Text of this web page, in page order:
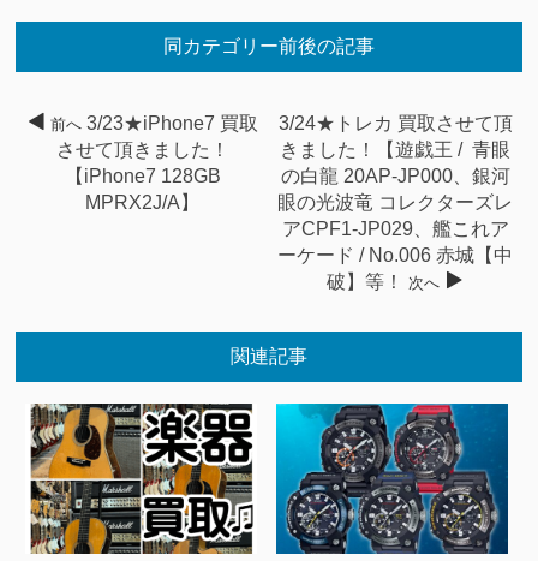
同カテゴリー前後の記事
前へ 3/23★iPhone7 買取
させて頂きました！
【iPhone7 128GB
MPRX2J/A】
3/24★トレカ 買取させて頂
きました！【遊戯王 / 青眼
の白龍 20AP-JP000、銀河
眼の光波竜 コレクターズレ
アCPF1-JP029、艦これア
ーケード / No.006 赤城【中
破】等！
次へ
関連記事